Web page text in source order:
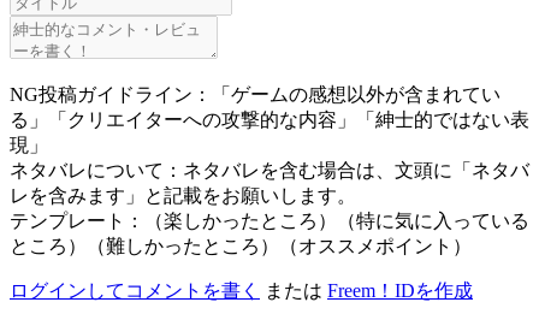
NG投稿ガイドライン：「ゲームの感想以外が含まれてい
る」「クリエイターへの攻撃的な内容」「紳士的ではない表
現」
ネタバレについて：ネタバレを含む場合は、文頭に「ネタバ
レを含みます」と記載をお願いします。
テンプレート：（楽しかったところ）（特に気に入っている
ところ）（難しかったところ）（オススメポイント）
ログインしてコメントを書く または Freem！IDを作成